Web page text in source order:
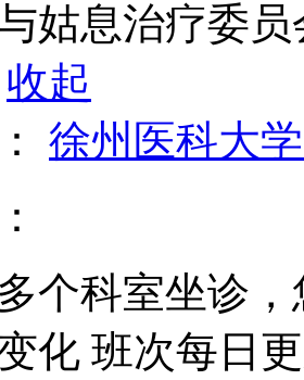
姑息治疗委
收起
徐州医科大
个科室坐诊
化 班次每日